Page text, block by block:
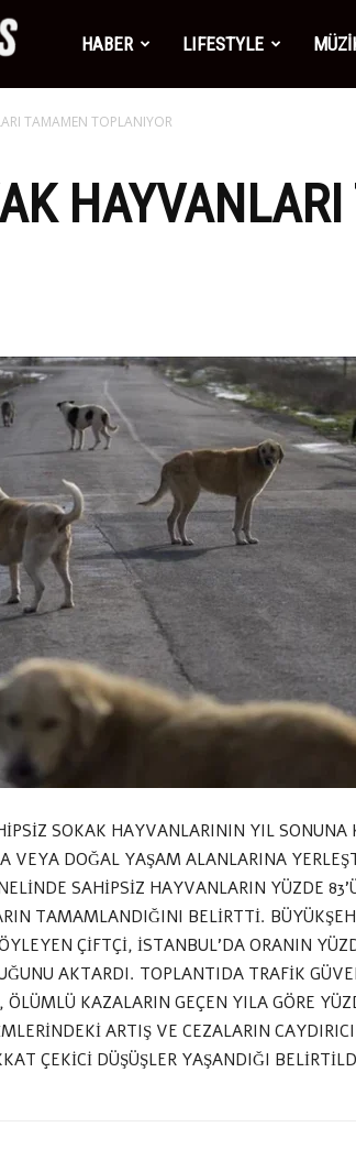
Number1
News
HABER LIFESTYLE
TAMAMEN TOPLANIYOR
SOKAK HAYVANLARININ YIL SONUNA
VEYA DOĞAL YAŞAM ALANLARINA
SAHİPSİZ HAYVANLARIN YÜZDE
TAMAMLANDIĞINI BELİRTTİ.
ÇİFTÇİ, İSTANBUL’DA ORANIN
AKTARDI. TOPLANTIDA TRAFİK
KAZALARIN GEÇEN YILA GÖRE
ARTIŞ VE CEZALARIN
ÇEKİCİ DÜŞÜŞLER YAŞANDIĞI